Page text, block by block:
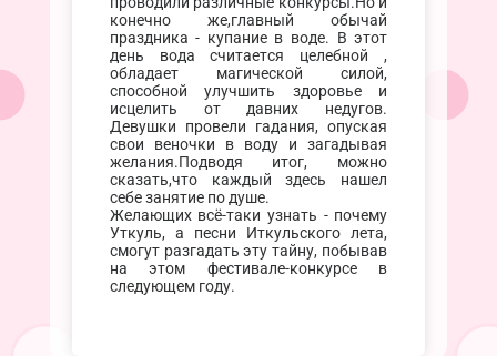
конечно же,главный обычай
праздника - купание в воде. В этот
день вода считается целебной ,
обладает магической силой,
способной улучшить здоровье и
исцелить от давних недугов.
Девушки провели гадания, опуская
свои веночки в воду и загадывая
желания.Подводя итог, можно
сказать,что каждый здесь нашел
себе занятие по душе.
Желающих всё-таки узнать - почему
Уткуль, а песни Иткульского лета,
смогут разгадать эту тайну, побывав
на этом фестивале-конкурсе в
следующем году.